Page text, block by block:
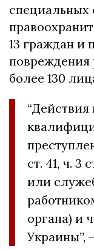
специальных
13 граждан и
повреждения
более 130
ст. 41, ч. 3
или
органа) и
Украины”,